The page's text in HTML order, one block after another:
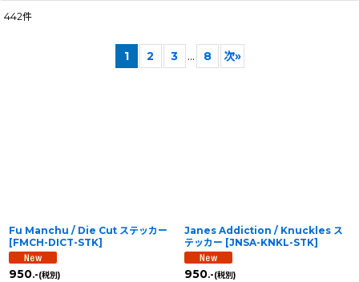
442件
1 2 3 ... 8 次»
Fu Manchu / Die Cut ステッカー
[FMCH-DICT-STK]
950.-(税別)
Janes Addiction / Knuckles ス
テッカー [JNSA-KNKL-STK]
950.-(税別)